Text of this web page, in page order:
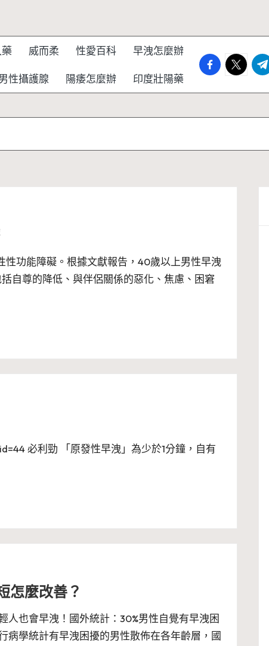
威而柔 性愛百科 早洩怎麼辦
性攝護腺 陽痿怎麼辦 印度壯陽藥
facebook.com
功能障礙。根據文獻報告，40歲以上男性早洩
自尊的降低、與伴侶關係的惡化、焦慮、困窘
必利勁 「原發性早洩」為少於1分鐘，自有
怎麼改善？
也會早洩！國外統計：30%男性自覺有早洩困
病學統計有早洩困擾的男性散佈在各年齡層，國